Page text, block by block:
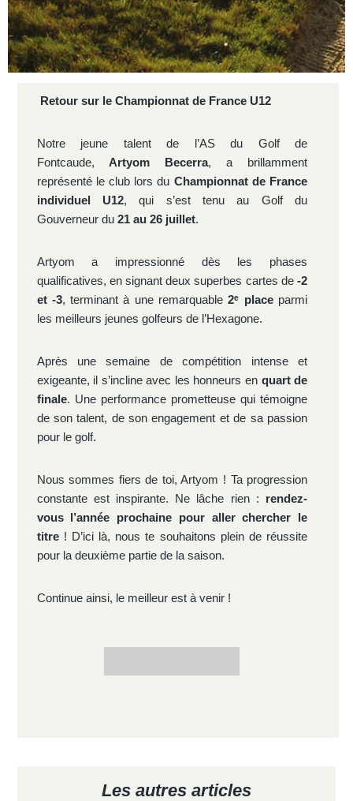
Retour sur le Championnat de France U12
Notre jeune talent de l’AS du Golf de
Fontcaude,Artyom Becerra, a brillamment
représenté le club lors du Championnat de France
individuel U12, qui s’est tenu au Golf du
Gouverneur du 21 au 26 juillet.
Artyom a impressionné dès les phases
qualificatives, en signant deux superbes cartes de-2
et -3, terminant à une remarquable2ᵉ placeparmi
les meilleurs jeunes golfeurs de l’Hexagone.
Après une semaine de compétition intense et
exigeante, il s’incline avec les honneurs en quart de
finale. Une performance prometteuse qui témoigne
de son talent, de son engagement et de sa passion
pour le golf.
Nous sommes fiers de toi, Artyom ! Ta progression
constante est inspirante. Ne lâche rien : rendez-
vous l’année prochaine pour aller chercher le
titre! D’ici là, nous te souhaitons plein de réussite
pour la deuxième partie de la saison.
Continue ainsi, le meilleur est à venir !
Les autres articles